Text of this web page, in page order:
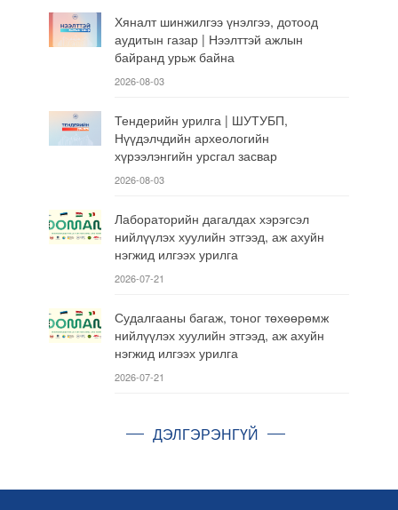
Хяналт шинжилгээ үнэлгээ, дотоод
аудитын газар | Нээлттэй ажлын
байранд урьж байна
2026-08-03
Тендерийн урилга | ШУТУБП,
Нүүдэлчдийн археологийн
хүрээлэнгийн урсгал засвар
2026-08-03
Лабораторийн дагалдах хэрэгсэл
нийлүүлэх хуулийн этгээд, аж ахуйн
нэгжид илгээх урилга
2026-07-21
Судалгааны багаж, тоног төхөөрөмж
нийлүүлэх хуулийн этгээд, аж ахуйн
нэгжид илгээх урилга
2026-07-21
ДЭЛГЭРЭНГҮЙ